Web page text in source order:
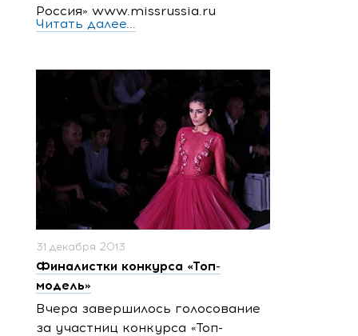
Россия» www.missrussia.ru
Читать далее...
31 декабря 2013
Финалистки конкурса «Топ-
модель»
Вчера завершилось голосование
за участниц конкурса «Топ-